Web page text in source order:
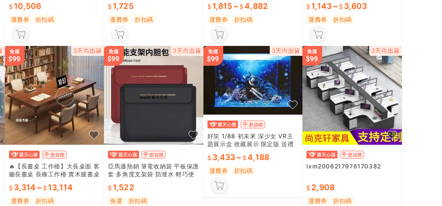
10,506
運費券 折扣碼
1,725
運費券 折扣碼
1,815~ 4,882
運費券 折扣碼
1,143~ 3,603
運費券 折扣碼
🔥【長書桌 工作檯】大長桌面 客
廳長書桌 長條工作檯 實木腿書桌
客廳書房 學習辦公 免組裝 多尺
寸⭐
3,314 ~ 13,114
運費券 折扣碼
亞馬遜熱銷 筆電收納袋 平板保護
套 多角度支架袋 防潑水 輕巧便
1,522
免運 折扣碼
好笑 1/88 初未來 深少女 VR主
題展示盒 收藏展示 限定版 送禮
3,433~ 4,188
運費券 折扣碼
lxm2006217976170382
2,908
運費券 折扣碼